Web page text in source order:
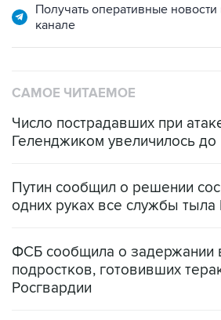
Получать оперативные
канале
САМОЕ ЧИТАЕМОЕ
Число пострадавших при
Геленджиком увеличилось
Путин сообщил о решении
одних руках все службы
ФСБ сообщила о задержании
подростков, готовивших
Росгвардии